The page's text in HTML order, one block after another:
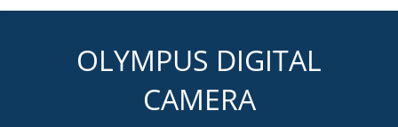
OLYMPUS DIGITAL
CAMERA